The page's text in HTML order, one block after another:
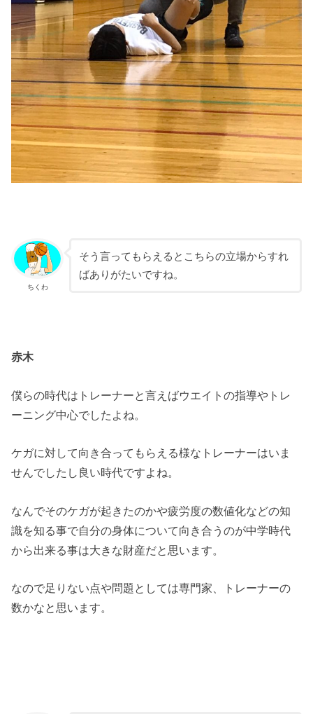
ちくわ
そう言ってもらえるとこちらの立場からすれ
ばありがたいですね。
赤木
僕らの時代はトレーナーと言えばウエイトの指導やトレ
ーニング中心でしたよね。
ケガに対して向き合ってもらえる様なトレーナーはいま
せんでしたし良い時代ですよね。
なんでそのケガが起きたのかや疲労度の数値化などの知
識を知る事で自分の身体について向き合うのが中学時代
から出来る事は大きな財産だと思います。
なので足りない点や問題としては専門家、トレーナーの
数かなと思います。